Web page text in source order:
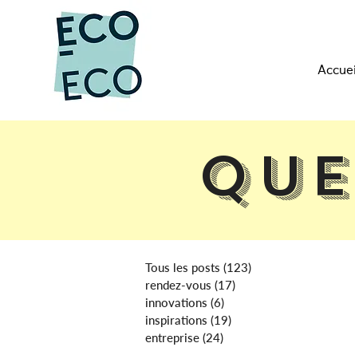
Accueil
Tous les posts (123)
rendez-vous (17)
innovations (6)
inspirations (19)
entreprise (24)